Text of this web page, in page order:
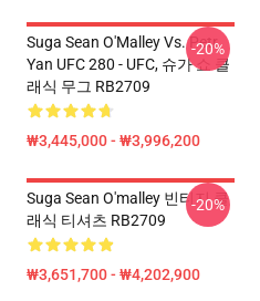
Suga Sean O'Malley Vs. Petr
Yan UFC 280 - UFC, 슈가 쇼 클
래식 무그 RB2709
₩3,445,000 - ₩3,996,200
-20%
Suga Sean O'malley 빈티지 클
래식 티셔츠 RB2709
₩3,651,700 - ₩4,202,900
-20%